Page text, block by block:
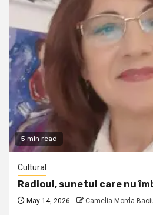
5 min read
Cultural
Radioul, sunetul care nu
May 14, 2026 Camelia Morda